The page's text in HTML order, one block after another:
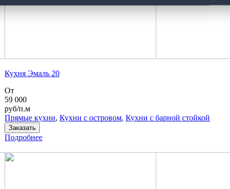
Кухня Эмаль 20
От
59 000
руб/п.м
Прямые кухни,Кухни с островом,Кухни с барной стойкой
Заказать
Подробнее